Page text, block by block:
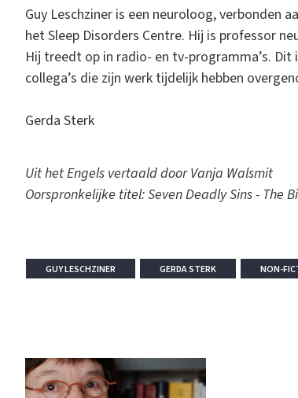
Guy Leschziner is een neuroloog, verbonden
het Sleep Disorders Centre. Hij is professor
Hij treedt op in radio- en tv-programma’s.
collega’s die zijn werk tijdelijk hebben
Gerda Sterk
Uit het Engels vertaald door Vanja Walsmit
Oorspronkelijke titel: Seven Deadly Sins - The
GUY LESCHZINER GERDA STERK NON-